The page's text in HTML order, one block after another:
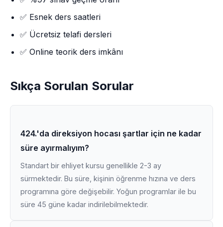
✅ Esnek ders saatleri
✅ Ücretsiz telafi dersleri
✅ Online teorik ders imkânı
Sıkça Sorulan Sorular
424.'da direksiyon hocası şartlar için ne kadar
süre ayırmalıyım?
Standart bir ehliyet kursu genellikle 2-3 ay
sürmektedir. Bu süre, kişinin öğrenme hızına ve ders
programına göre değişebilir. Yoğun programlar ile bu
süre 45 güne kadar indirilebilmektedir.